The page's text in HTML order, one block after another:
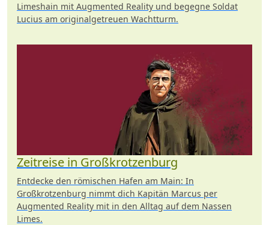
Limeshain mit Augmented Reality und begegne Soldat
Lucius am originalgetreuen Wachtturm.
Zeitreise in Großkrotzenburg
Entdecke den römischen Hafen am Main: In
Großkrotzenburg nimmt dich Kapitän Marcus per
Augmented Reality mit in den Alltag auf dem Nassen
Limes.